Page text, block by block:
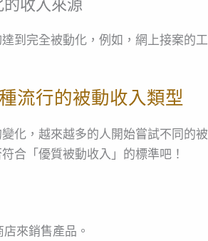
收入來源
到完全被動化，例如，網上接案的
流行的被動收入類型
化，越來越多的人開始嘗試不同的
合「優質被動收入」的標準吧！
來銷售產品。